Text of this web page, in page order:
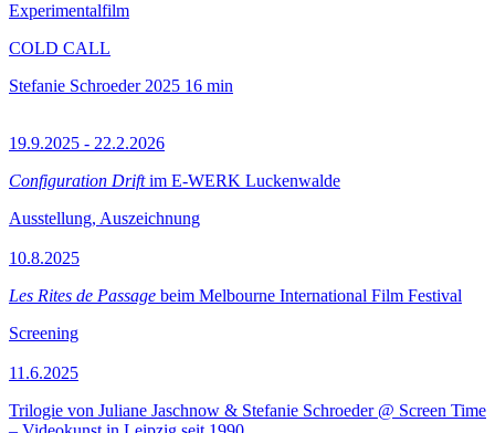
Experimentalfilm
COLD CALL
Stefanie Schroeder 2025 16 min
19.9.2025 - 22.2.2026
Configuration Driftim E-WERK Luckenwalde
Ausstellung, Auszeichnung
10.8.2025
Les Rites de Passage beim Melbourne International Film Festival
Screening
11.6.2025
Trilogie von Juliane Jaschnow & Stefanie Schroeder @ Screen Time